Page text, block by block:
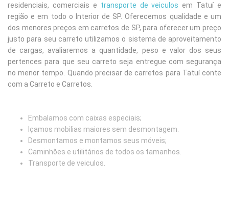
residenciais, comerciais e transporte de veiculos em Tatuí e
região e em todo o Interior de SP. Oferecemos qualidade e um
dos menores preços em carretos de SP, para oferecer um preço
justo para seu carreto utilizamos o sistema de aproveitamento
de cargas, avaliaremos a quantidade, peso e valor dos seus
pertences para que seu carreto seja entregue com segurança
no menor tempo. Quando precisar de carretos para Tatuí conte
com a Carreto e Carretos.
Embalamos com caixas especiais;
Içamos mobilias maiores sem desmontagem.
Desmontamos e montamos seus móveis;
Caminhões e utilitários de todos os tamanhos.
Transporte de veiculos.